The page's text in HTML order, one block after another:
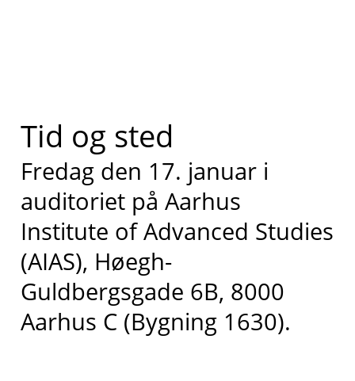
Tid og sted
Fredag den 17. januar i
auditoriet på Aarhus
Institute of Advanced Studies
(AIAS), Høegh-
Guldbergsgade 6B, 8000
Aarhus C (Bygning 1630).